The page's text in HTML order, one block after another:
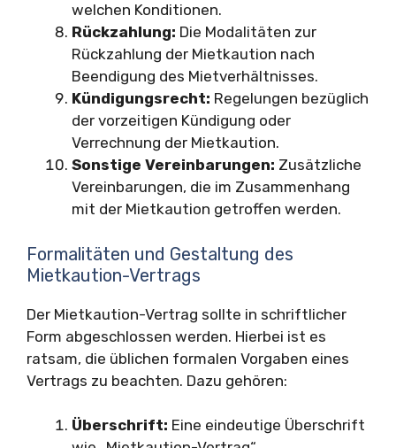
welchen Konditionen.
Rückzahlung: Die Modalitäten zur
Rückzahlung der Mietkaution nach
Beendigung des Mietverhältnisses.
Kündigungsrecht: Regelungen bezüglich
der vorzeitigen Kündigung oder
Verrechnung der Mietkaution.
Sonstige Vereinbarungen: Zusätzliche
Vereinbarungen, die im Zusammenhang
mit der Mietkaution getroffen werden.
Formalitäten und Gestaltung des
Mietkaution-Vertrags
Der Mietkaution-Vertrag sollte in schriftlicher
Form abgeschlossen werden. Hierbei ist es
ratsam, die üblichen formalen Vorgaben eines
Vertrags zu beachten. Dazu gehören:
Überschrift: Eine eindeutige Überschrift